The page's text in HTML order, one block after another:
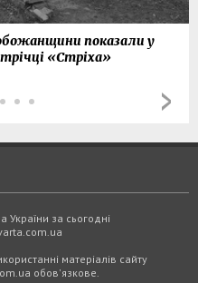
показали у
«Стріха»
України за сьогодні
матеріалів сайту
обов'язкове.